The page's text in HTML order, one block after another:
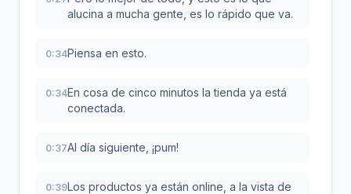
alucina a mucha gente, es lo rápido que va.
0:34Piensa en esto.
0:34En cosa de cinco minutos la tienda ya está
conectada.
0:37Al día siguiente, ¡pum!
0:39Los productos ya están online, a la vista de